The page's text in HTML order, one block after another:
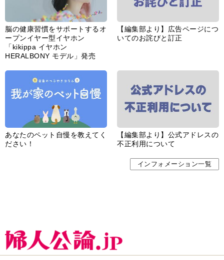
脳の健康習慣をサポートするオ
ープンイヤー型イヤホン
「kikippa イヤホン
HERALBONY モデル」発売
【編集部より】広告ページにつ
いてのお詫びと訂正
あなたのペット自慢を教えてく
ださい！
【編集部より】公式アドレスの
不正利用について
インフォメーション一覧